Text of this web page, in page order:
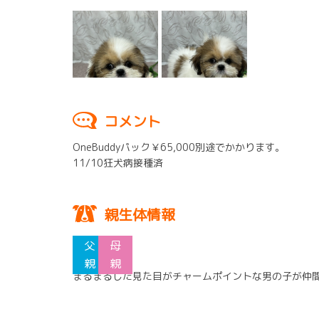
コメント
OneBuddyパック￥65,000別途でかかります。
11/10狂犬病接種済
親生体情報
まるまるした見た目がチャームポイントな男の子が仲